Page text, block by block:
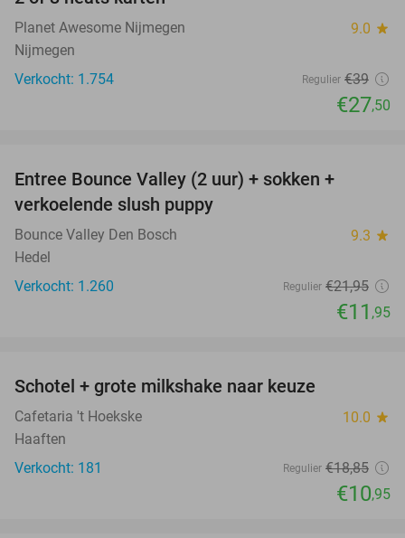
Planet Awesome Nijmegen 9.0 star
Nijmegen
Verkocht: 1.754
Regulier €39
€27,50
Entree Bounce Valley (2 uur) + sokken +
verkoelende slush puppy
Bounce Valley Den Bosch 9.3 star
Hedel
Verkocht: 1.260
Regulier €21,95
€11 ,95
Schotel + grote milkshake naar keuze
Cafetaria 't Hoekske 10.0 star
Haaften
Verkocht: 181
Regulier €18,85
€10,95